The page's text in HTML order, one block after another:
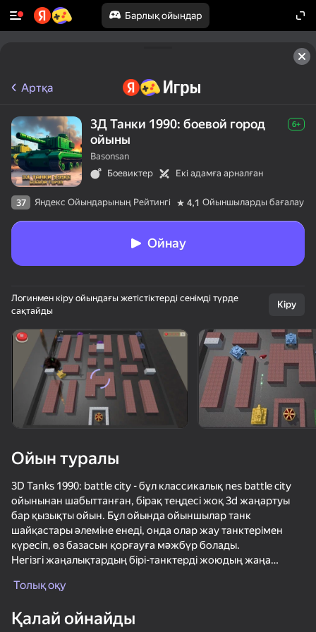
Барлық ойындар
Құрылғыны бұрыңыз
Ойын тек көлденең
бағдарда ғана істейді
Хруст Металла: Противостояние
Мир Танкования
Артқа
3Д Танки 1990: боевой город
ойыны
6+
Basonsan
Боевиктер
Екі адамға арналған
37 Яндекс Ойындарының Рейтингі 4,1 Ойыншыларды бағалау
Ойнау
Логинмен кіру ойындағы жетістіктерді сенімді түрде
сақтайды
Кіру
Ойын туралы
3D Tanks 1990: battle city - бұл классикалық nes battle city
ойынынан шабыттанған, бірақ теңдесі жоқ 3d жаңартуы
бар қызықты ойын. Бұл ойында ойыншылар танк
шайқастары әлеміне енеді, онда олар жау танктерімен
күресіп, өз базасын қорғауға мәжбүр болады.
Негізгі жаңалықтардың бірі-танктерді жоюдың жаңа
Сонымен қатар, ойын ойыншыларға әртүрлілік пен жаңа
Ойын екі ойыншы режимін қамтиды, бұл ойыншыларға
Толық оқу
Қалай ойнайды